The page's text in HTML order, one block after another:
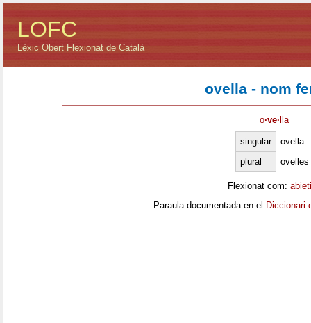
LOFC
Lèxic Obert Flexionat de Català
ovella - nom
o·ve· lla
singular
ovella
plural
ovelles
Flexionat com:
Paraula documentada en el Diccionari